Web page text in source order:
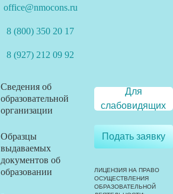
office@nmocons.ru
8 (800) 350 20 17
8 (927) 212 09 92
Сведения об
образовательной
организации
Образцы
выдаваемых
документов об
образовании
Для
слабовидящих
Подать заявку
ЛИЦЕНЗИЯ НА ПРАВО
ОСУЩЕСТВЛЕНИЯ
ОБРАЗОВАТЕЛЬНОЙ